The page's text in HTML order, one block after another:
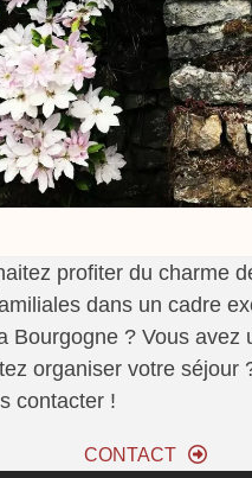
profiter du charme
dans un cadre
Bourgogne ? Vous avez
organiser votre séjour
contacter !
CONTACT